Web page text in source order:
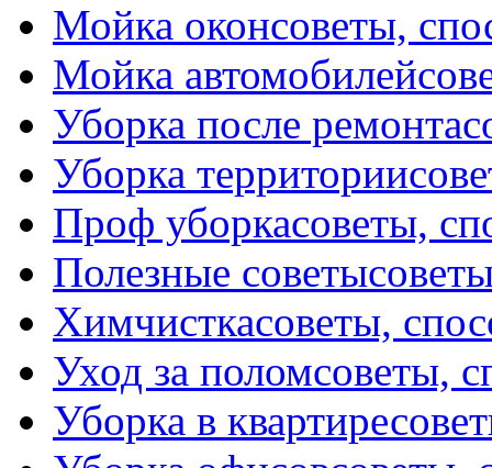
Мойка оконсоветы,
Мойка автомобилей
Уборка после ремонта
Уборка территории
Проф уборкасоветы,
Полезные советы
Химчисткасоветы,
Уход за поломсоветы,
Уборка в квартире